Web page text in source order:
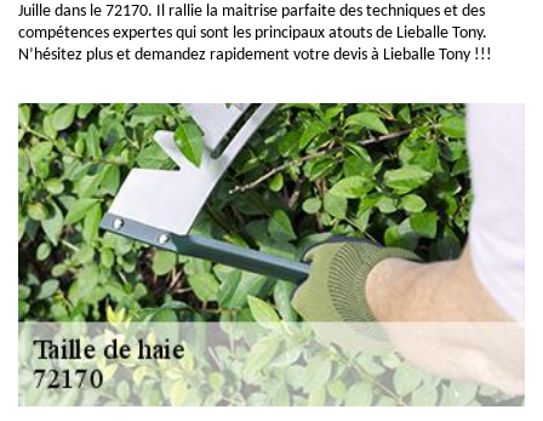
Juille dans le 72170. Il rallie la maitrise parfaite des techniques et des
compétences expertes qui sont les principaux atouts de Lieballe Tony.
N’hésitez plus et demandez rapidement votre devis à Lieballe Tony !!!